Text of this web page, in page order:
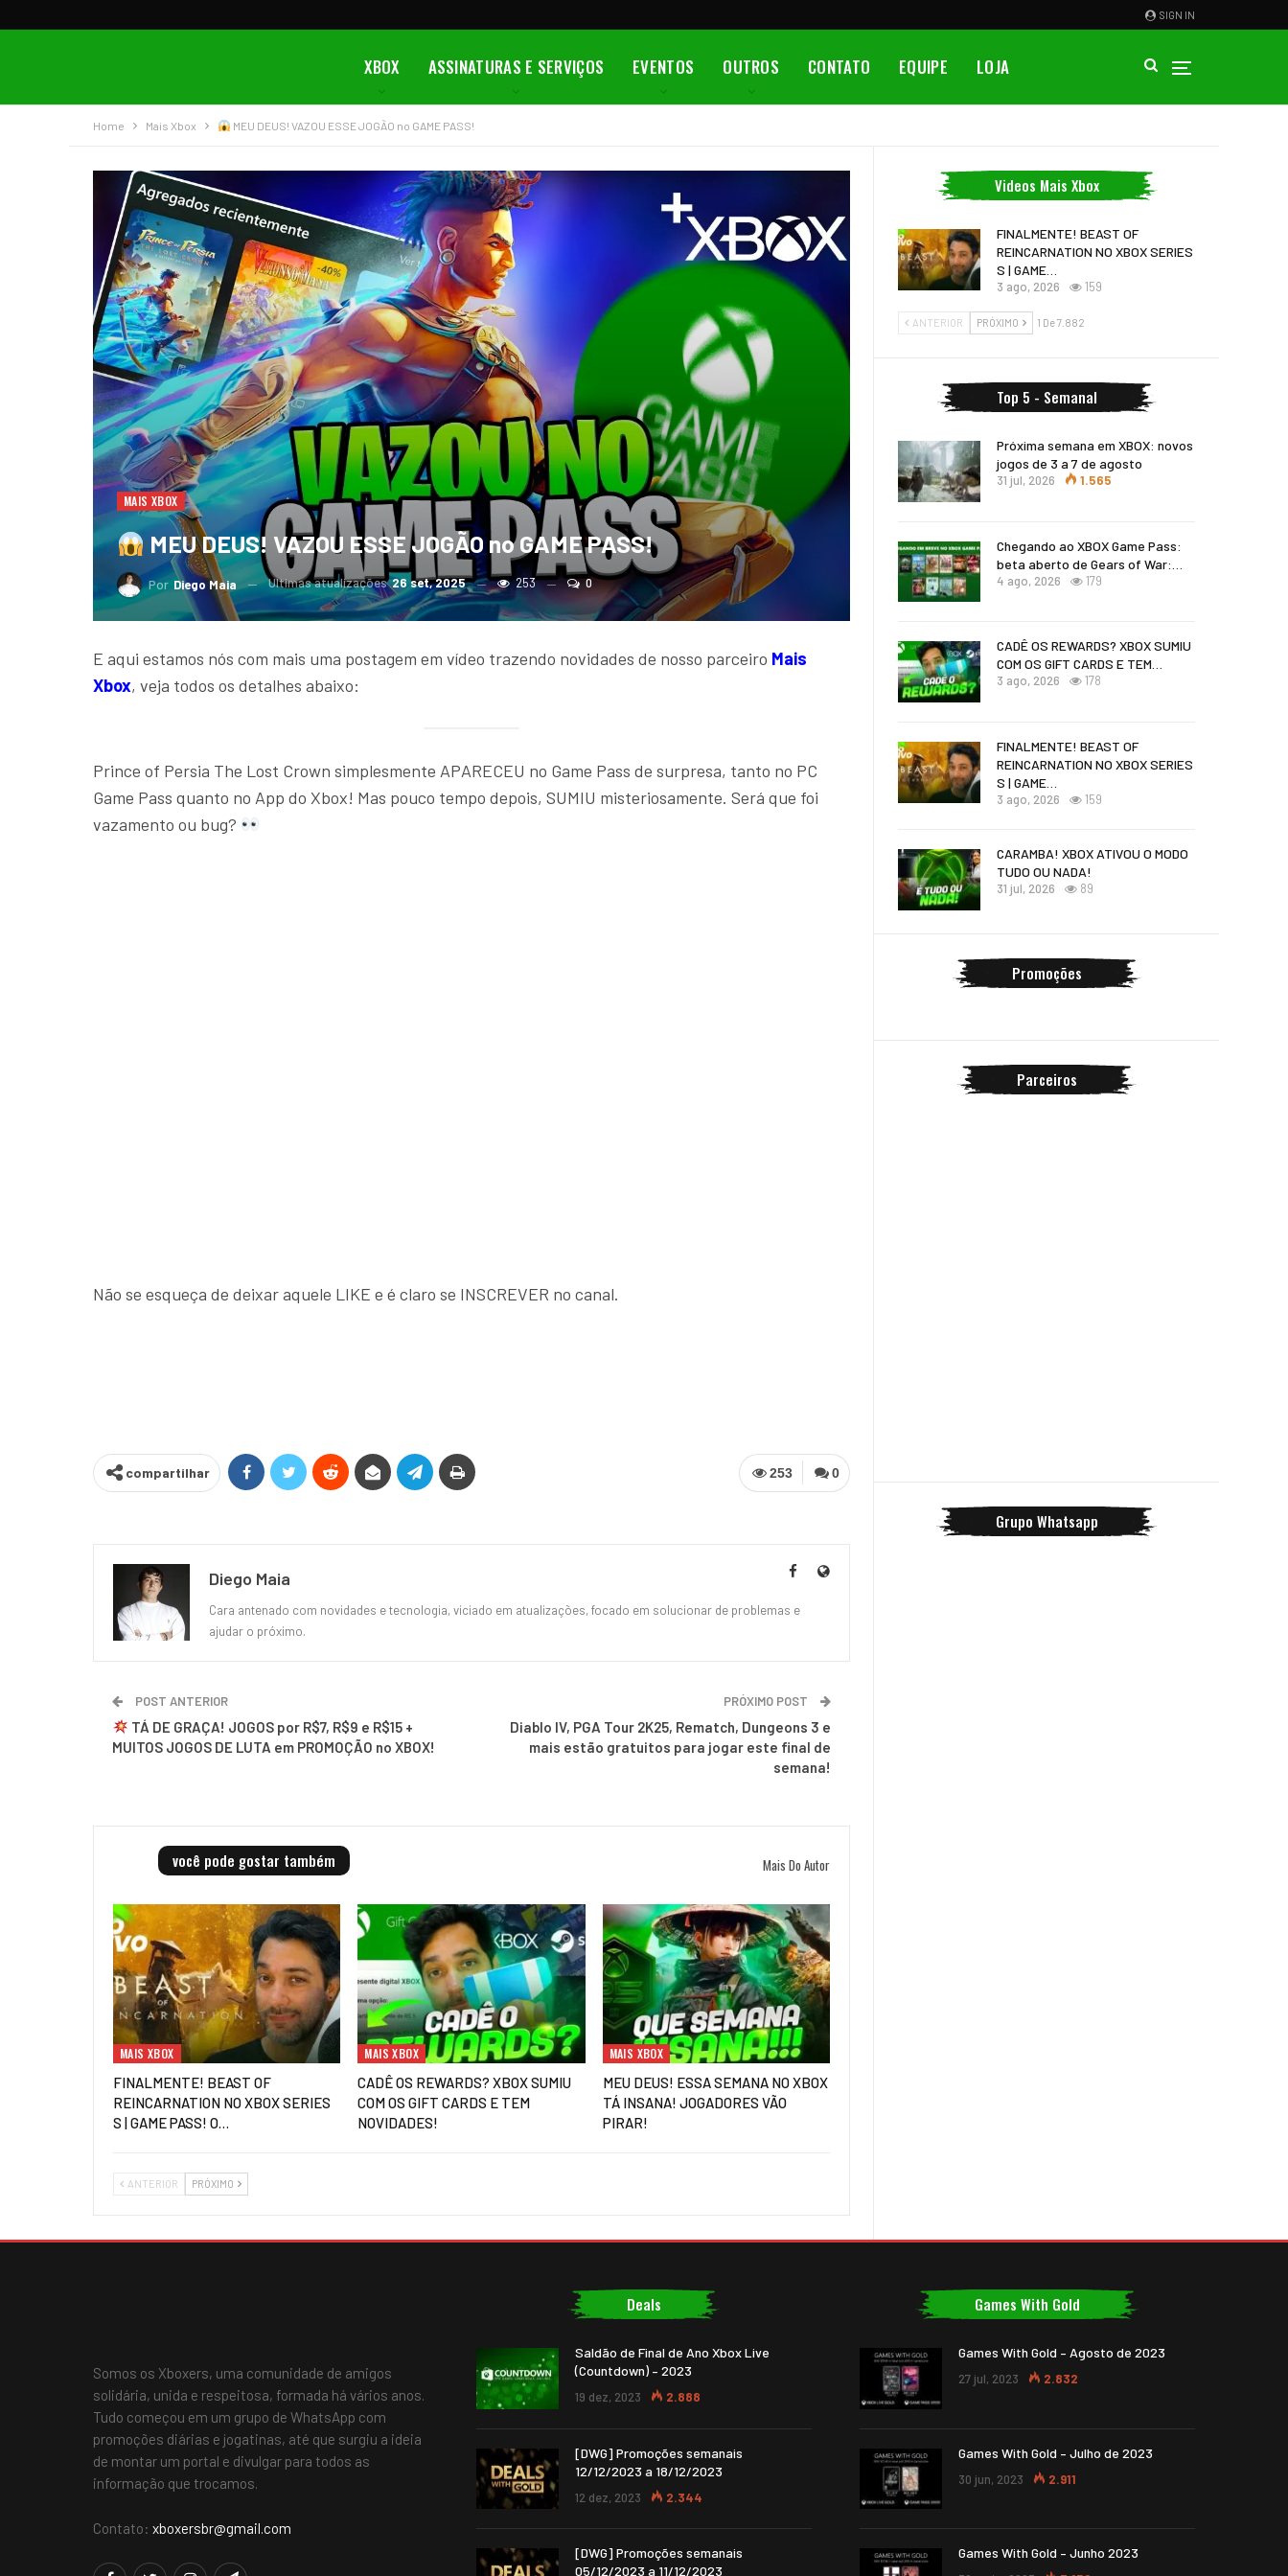
SIGN IN
XBOX ASSINATURAS E SERVIÇOS EVENTOS OUTROS CONTATO EQUIPE LOJA
Home Mais Xbox MEU DEUS! VAZOU ESSE JOGÃO no GAME PASS!
MAIS XBOX
MEU DEUS! VAZOU ESSE JOGÃO no GAME PASS!
Por Diego Maia Ultimas atualizações26 set, 2025 253 0
E aqui estamos nós com mais uma postagem em vídeo trazendo novidades de nosso parceiro Mais
Xbox, veja todos os detalhes abaixo:
Prince of Persia The Lost Crown simplesmente APARECEU no Game Pass de surpresa, tanto no PC
Game Pass quanto no App do Xbox! Mas pouco tempo depois, SUMIU misteriosamente. Será que foi
vazamento ou bug?
Não se esqueça de deixar aquele LIKE e é claro se INSCREVER no canal.
0
253
compartilhar
Diego Maia
Cara antenado com novidades e tecnologia, viciado em atualizações, focado em solucionar de problemas e
ajudar o próximo.
POST ANTERIOR
TÁ DE GRAÇA! JOGOS por R$7, R$9 e R$15 +
MUITOS JOGOS DE LUTA em PROMOÇÃO no XBOX!
PRÓXIMO POST
Diablo IV, PGA Tour 2K25, Rematch, Dungeons 3 e
mais estão gratuitos para jogar este final de
semana!
você pode gostar também Mais Do Autor
MAIS XBOX
FINALMENTE! BEAST OF
REINCARNATION NO XBOX SERIES
S | GAME PASS! O…
MAIS XBOX
CADÊ OS REWARDS? XBOX SUMIU
COM OS GIFT CARDS E TEM
NOVIDADES!
MAIS XBOX
MEU DEUS! ESSA SEMANA NO XBOX
TÁ INSANA! JOGADORES VÃO
PIRAR!
ANTERIOR PRÓXIMO
Videos Mais Xbox
FINALMENTE! BEAST OF
REINCARNATION NO XBOX SERIES
S | GAME…
3 ago, 2026 159
ANTERIOR PRÓXIMO 1 De 7.882
Top 5 - Semanal
Próxima semana em XBOX: novos
jogos de 3 a 7 de agosto
31 jul, 2026 1.565
Chegando ao XBOX Game Pass:
beta aberto de Gears of War:…
4 ago, 2026 179
CADÊ OS REWARDS? XBOX SUMIU
COM OS GIFT CARDS E TEM…
3 ago, 2026 178
FINALMENTE! BEAST OF
REINCARNATION NO XBOX SERIES
S | GAME…
3 ago, 2026 159
CARAMBA! XBOX ATIVOU O MODO
TUDO OU NADA!
31 jul, 2026 89
Promoções
Parceiros
Grupo Whatsapp
Somos os Xboxers, uma comunidade de amigos
solidária, unida e respeitosa, formada há vários anos.
Tudo começou em um grupo de WhatsApp com
promoções diárias e jogatinas, até que surgiu a ideia
de montar um portal e divulgar para todos as
informação que trocamos.
Contato: xboxersbr@gmail.com
Deals
Saldão de Final de Ano Xbox Live
(Countdown) – 2023
19 dez, 2023 2.888
[DWG] Promoções semanais
12/12/2023 a 18/12/2023
12 dez, 2023 2.344
[DWG] Promoções semanais
05/12/2023 a 11/12/2023
Games With Gold
Games With Gold – Agosto de 2023
27 jul, 2023 2.832
Games With Gold – Julho de 2023
30 jun, 2023 2.911
Games With Gold – Junho 2023